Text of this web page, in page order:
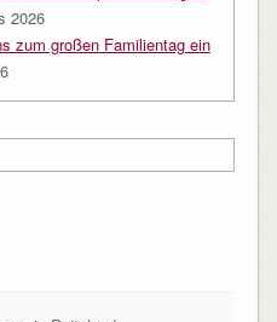
2026
zum großen Familientag ein